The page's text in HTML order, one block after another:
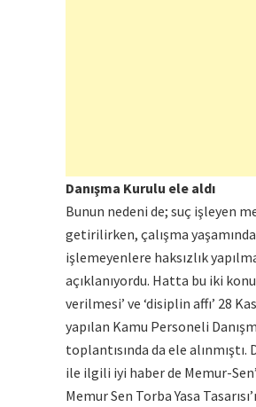
Danışma Kurulu ele aldı
Bunun nedeni de; suç işleyen
getirilirken, çalışma
işlemeyenlere haksızlık
açıklanıyordu. Hatta bu iki konu
verilmesi’ ve ‘disiplin affı’ 28
yapılan Kamu Personeli
toplantısında da ele alınmıştı.
ile ilgili iyi haber de Memur-
Memur Sen Torba Yasa